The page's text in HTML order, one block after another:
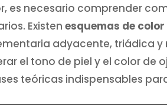
es necesario comprender
Existenesquemas de color
adyacente, triádica
el tono de piel y el color de
teóricas indispensables